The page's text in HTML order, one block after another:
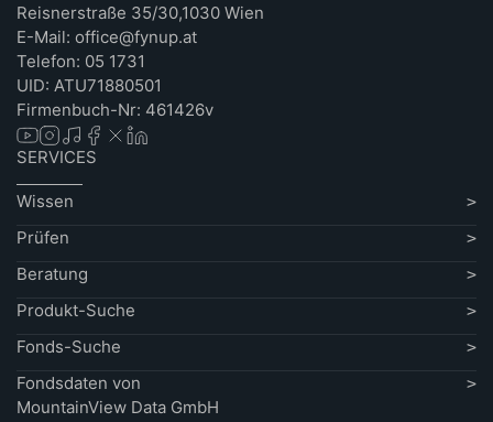
Reisnerstraße 35/30,1030 Wien
E-Mail: office@fynup.at
Telefon: 05 1731
UID: ATU71880501
Firmenbuch-Nr: 461426v
SERVICES
Wissen
Prüfen
Beratung
Produkt-Suche
Fonds-Suche
Fondsdaten von
MountainView Data GmbH